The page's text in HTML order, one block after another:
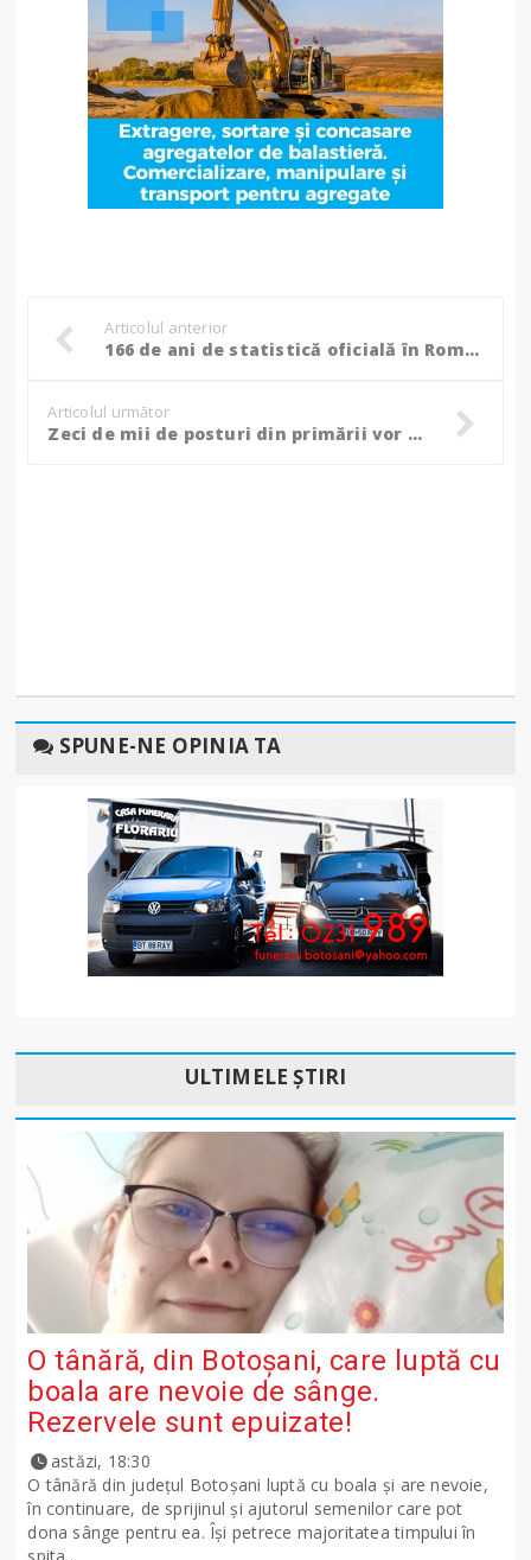
Articolul anterior
166 de ani de statistică oficială în România! La mulți ani!
Articolul următor
Zeci de mii de posturi din primării vor fi desființate: „Nu trebuie să avem consilier la fiecare viceprimar”
SPUNE-NE OPINIA TA
ULTIMELE ȘTIRI
O tânără, din Botoșani, care luptă cu
boala are nevoie de sânge.
Rezervele sunt epuizate!
astăzi, 18:30
O tânără din județul Botoșani luptă cu boala și are nevoie,
în continuare, de sprijinul și ajutorul semenilor care pot
dona sânge pentru ea. Își petrece majoritatea timpului în